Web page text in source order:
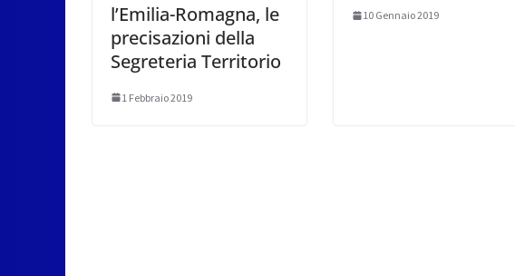
l’Emilia-Romagna, le
precisazioni della
Segreteria Territorio
1 Febbraio 2019
10 Gennaio 2019